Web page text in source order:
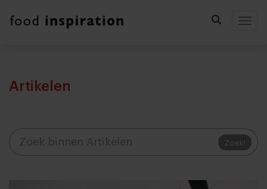
Artikelen
Zoek!